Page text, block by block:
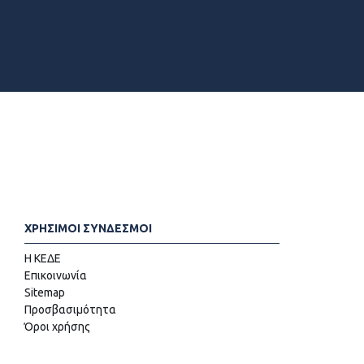
ΧΡΗΣΙΜΟΙ ΣΥΝΔΕΣΜΟΙ
Η ΚΕΔΕ
Επικοινωνία
Sitemap
Προσβασιμότητα
Όροι χρήσης